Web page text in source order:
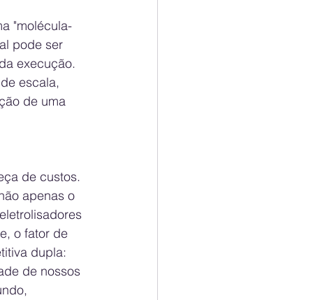
"molécula-
pode ser
execução.
escala,
de uma
de custos.
apenas o
o fator de
dupla:
de nossos